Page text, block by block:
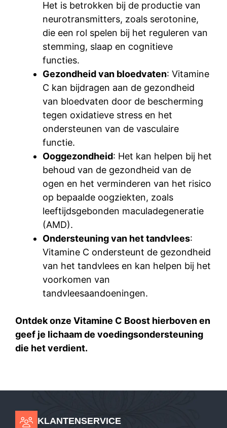
Het is betrokken bij de productie van
neurotransmitters, zoals serotonine,
die een rol spelen bij het reguleren van
stemming, slaap en cognitieve
functies.
Gezondheid van bloedvaten: Vitamine
C kan bijdragen aan de gezondheid
van bloedvaten door de bescherming
tegen oxidatieve stress en het
ondersteunen van de vasculaire
functie.
Ooggezondheid: Het kan helpen bij het
behoud van de gezondheid van de
ogen en het verminderen van het risico
op bepaalde oogziekten, zoals
leeftijdsgebonden maculadegeneratie
(AMD).
Ondersteuning van het tandvlees:
Vitamine C ondersteunt de gezondheid
van het tandvlees en kan helpen bij het
voorkomen van
tandvleesaandoeningen.
Ontdek onze Vitamine C Boost hierboven en
geef je lichaam de voedingsondersteuning
die het verdient.
KLANTENSERVICE